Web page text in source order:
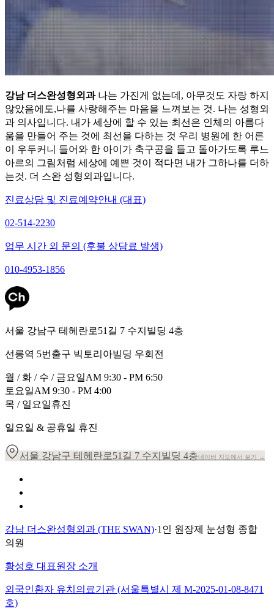
강남 더스완성형외과 나는 가진게 없는데, 아무것도 자랑 하지
않았음에도,나를 사랑해주는 마음을 느껴보는 것. 나는 성형외
과 의사입니다. 내가 세상에 할 수 있는 최선은 인체의 아름다
움을 만들어 주는 것에 최선을 다하는 것 우리 병원에 한 어른
이 우두커니 들어와 한 아이가 축구공을 들고 돌아가도록 루느
아르의 그림처럼 세상에 예쁜 것이 적다면 내가 그하나를 더하
는것. 더 스완 성형외과입니다.
진료상담 및 진료예약안내 (대표)
02-514-2230
업무 시간 외 문의 (후불 상담료 발생)
010-4953-1856
서울 강남구 테헤란로51길 7 수지빌딩 4층
선릉역 5번출구 빅토리아빌딩 우회전
월 / 화 / 수 / 금요일AM 9:30 - PM 6:50
토요일AM 9:30 - PM 4:00
목 / 일요일휴진
일요일 & 공휴일 휴진
서울 강남구 테헤란로51길 7 수지빌딩 4층네이버 지도에서 보기 →
강남 더스완성형외과 (THE SWAN)·1인 원장제 눈성형 종합
의원
황성호 대표원장 소개
외국인환자 유치의료기관 (서울특별시 제 M-2025-01-08-8471
호)